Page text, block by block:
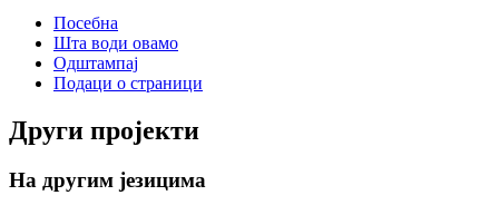
Посебна
Шта води овамо
Одштампај
Подаци о страници
Други пројекти
На другим језицима